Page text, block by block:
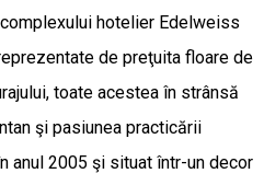
hotelier Edelweiss
de preţuita floare de
toate acestea în strânsă
şi pasiunea practicării
anul 2005 şi situat într-un decor